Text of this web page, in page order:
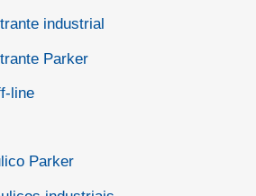
industrial
Parker
line
Parker